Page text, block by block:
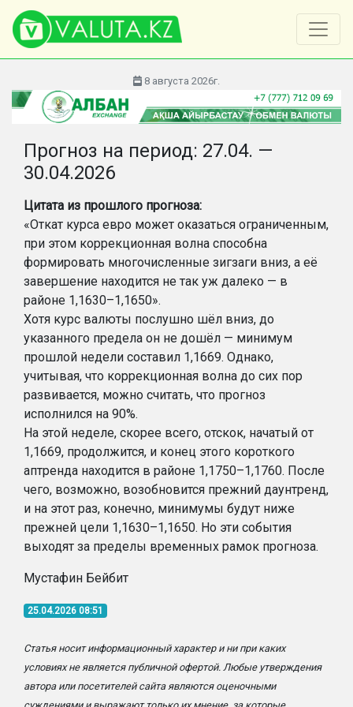
8 августа 2026г.
Прогноз на период: 27.04. —
30.04.2026
Цитата из прошлого прогноза:
«Откат курса евро может оказаться ограниченным,
при этом коррекционная волна способна
формировать многочисленные зигзаги вниз, а её
завершение находится не так уж далеко — в
районе 1,1630–1,1650».
Хотя курс валюты послушно шёл вниз, до
указанного предела он не дошёл — минимум
прошлой недели составил 1,1669. Однако,
учитывая, что коррекционная волна до сих пор
развивается, можно считать, что прогноз
исполнился на 90%.
На этой неделе, скорее всего, отскок, начатый от
1,1669, продолжится, и конец этого короткого
аптренда находится в районе 1,1750–1,1760. После
чего, возможно, возобновится прежний даунтренд,
и на этот раз, конечно, минимумы будут ниже
прежней цели 1,1630–1,1650. Но эти события
выходят за пределы временных рамок прогноза.
Мустафин Бейбит
25.04.2026 08:51
Статья носит информационный характер и ни при каких
условиях не является публичной офертой. Любые утверждения
автора или посетителей сайта являются оценочными